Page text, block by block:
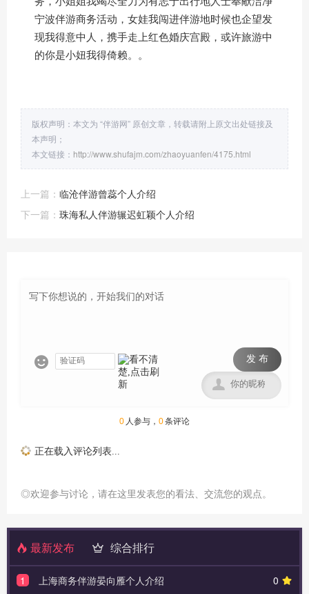
宁波伴游商务活动，女娃我闯进伴游地时候也企望发
现我得意中人，携手走上红色婚庆宫殿，或许旅游中
的你是小妞我得倚赖。。
版权声明：本文为 “伴游网” 原创文章，转载请附上原文出处链接及
本声明；
本文链接： http://www.shufajm.com/zhaoyuanfen/4175.html
上一篇： 临沧伴游曾蕊个人介绍
下一篇： 珠海私人伴游辗迟虹颖个人介绍
 发 布

0 人参与， 0条评论
正在载入评论列表...
◎欢迎参与讨论，请在这里发表您的看法、交流您的观点。
最新发布 综合排行
0
1
上海商务伴游晏向雁个人介绍